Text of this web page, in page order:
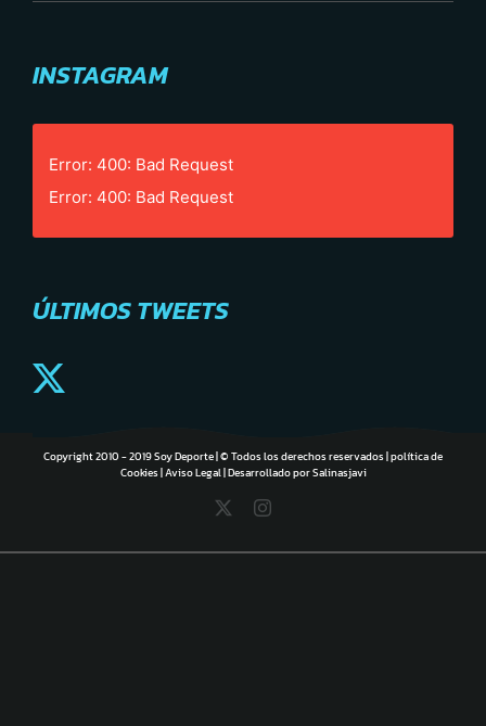
INSTAGRAM
Error: 400: Bad Request
Error: 400: Bad Request
ÚLTIMOS TWEETS
Copyright 2010 - 2019 Soy Deporte | © Todos los derechos reservados |política de
Cookies|Aviso Legal| Desarrollado porSalinasjavi
Instagram